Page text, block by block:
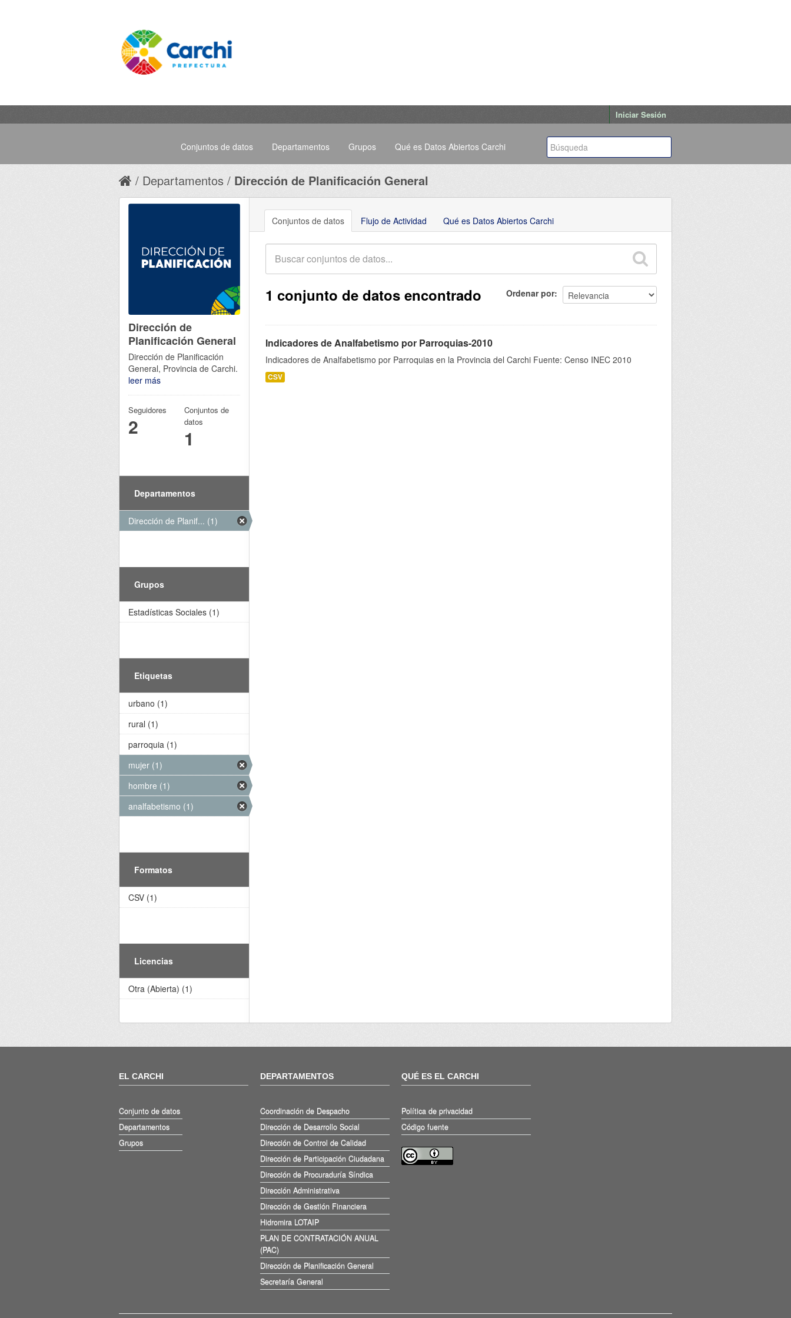
Iniciar Sesión
Conjuntos de datos Departamentos Grupos Qué es Datos Abiertos Carchi
Departamentos Dirección de Planificación General
Conjuntos de datos Flujo de Actividad Qué es Datos Abiertos Carchi
Ordenar por
1 conjunto de datos encontrado
Indicadores de Analfabetismo por Parroquias-2010
Indicadores de Analfabetismo por Parroquias en la Provincia del Carchi Fuente: Censo INEC 2010
CSV
Dirección de
Planificación General
Dirección de Planificación
General, Provincia de Carchi.
leer más
Seguidores
2
Conjuntos de
datos
1
Departamentos
Dirección de Planif... (1)
Grupos
Estadísticas Sociales (1)
Etiquetas
urbano (1)
rural (1)
parroquia (1)
mujer (1)
hombre (1)
analfabetismo (1)
Formatos
CSV (1)
Licencias
Otra (Abierta) (1)
EL CARCHI
Conjunto de datos
Departamentos
Grupos
DEPARTAMENTOS
Coordinación de Despacho
Dirección de Desarrollo Social
Dirección de Control de Calidad
Dirección de Participación Ciudadana
Dirección de Procuraduría Síndica
Dirección Administrativa
Dirección de Gestión Financiera
Hidromira LOTAIP
PLAN DE CONTRATACIÓN ANUAL
(PAC)
Dirección de Planificación General
Secretaría General
QUÉ ES EL CARCHI
Política de privacidad
Código fuente